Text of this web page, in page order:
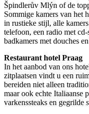
Špindlerův Mlýn of de
Sommige kamers van het
in rustieke stijl, alle
telefoon, een radio met
badkamers met douches
Restaurant hotel Praag
In het aanbod van ons
zitplaatsen vindt u een
bereiden niet alleen
maar ook echte Italiaanse
varkenssteaks en gegrilde